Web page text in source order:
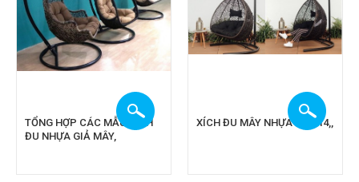
TỔNG HỢP CÁC MẪU XÍCH
ĐU NHỰA GIẢ MÂY,
XÍCH ĐU MÂY NHỰA CA 914,,